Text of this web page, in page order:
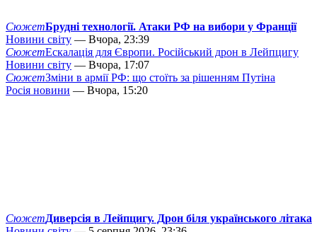
СюжетБрудні технології. Атаки РФ на вибори у Франції
Новини світу — Вчора, 23:39
СюжетЕскалація для Європи. Російський дрон в Лейпцигу
Новини світу — Вчора, 17:07
СюжетЗміни в армії РФ: що стоїть за рішенням Путіна
Росія новини — Вчора, 15:20
СюжетДиверсія в Лейпцигу. Дрон біля українського літака